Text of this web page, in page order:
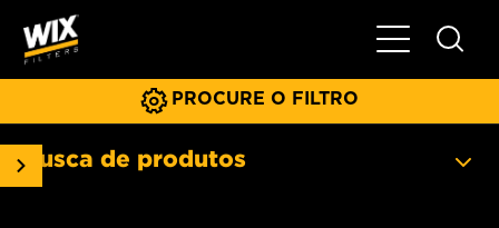
Menu
PROCURE O FILTRO
Busca de produtos